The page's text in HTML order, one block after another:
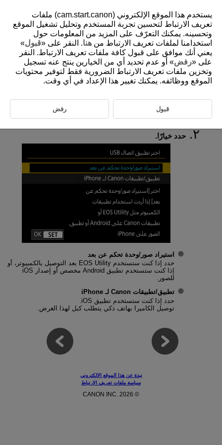
D180-227
تحديد التطبيق لوصلات USB
بتوصيل الكاميرا بهاتف ذكي أو كمبيوتر باستخدام كبل الواجهة، يمكنك نقل
حدد [ :اختر تطبيق اتصال USB ] (
).
حدد خيارًا.
استيراد صور/وحدة تحكم عن بعد
حدد إذا كنت ستستخدم EOS Utility بعد التوصيل بالكمبيوتر، أو
إذا كنت ستستخدم تطبيق Android مخصص أو إصدار iOS
للصور.
تطبيق/تطبيقات Canon لـ iPhone
حدد إذا كنت ستستخدم تطبيق iOS.
توصيل الكاميرا بهاتف ذكي يتطلب كبل لهذا الغرض.
نبذة عن هذا الموقع الإلكتروني
سياسة ملفات تعريف الارتباط
© CANON INC. 2026
يستخدم هذا الموقع الإلكتروني (cam.start.canon) ملفات
تعريف الارتباط لتحسين تجربة المستخدم وتحليل تشغيل الموقع
وتحسينه. يمكنك التعرّف على المزيد من المعلومات حول
استخدامنا لملفات تعريف الارتباط من هنا. النقر على «قبول»
يعني أنك موافق على قبول كافة ملفات تعريف الارتباط. النقر
على «رفض» أو عدم تحديد أي من الخيارين ينتج عنه تسجيل
وتخزين ملفات تعريف الارتباط الضرورية فقط لتوفير محتويات
الموقع ووظائفه. يمكنك تغيير هذا الإعداد في أي وقت.
قبول رفض